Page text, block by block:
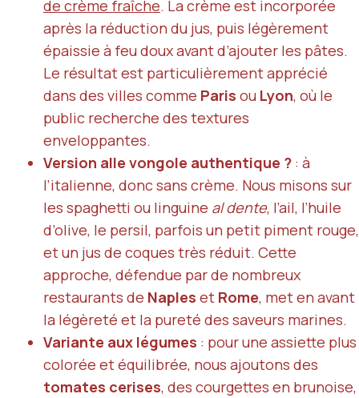
de crème fraîche. La crème est incorporée
après la réduction du jus, puis légèrement
épaissie à feu doux avant d’ajouter les pâtes.
Le résultat est particulièrement apprécié
dans des villes comme Paris ou Lyon, où le
public recherche des textures
enveloppantes.
Version alle vongole authentique ? : à
l’italienne, donc sans crème. Nous misons sur
les spaghetti ou linguine al dente, l’ail, l’huile
d’olive, le persil, parfois un petit piment rouge,
et un jus de coques très réduit. Cette
approche, défendue par de nombreux
restaurants de Naples et Rome, met en avant
la légèreté et la pureté des saveurs marines.
Variante aux légumes : pour une assiette plus
colorée et équilibrée, nous ajoutons des
tomates cerises, des courgettes en brunoise,